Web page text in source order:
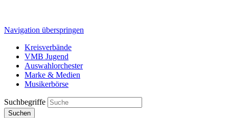
Navigation überspringen
Kreisverbände
VMB Jugend
Auswahlorchester
Marke & Medien
Musikerbörse
Suchbegriffe
Suchen